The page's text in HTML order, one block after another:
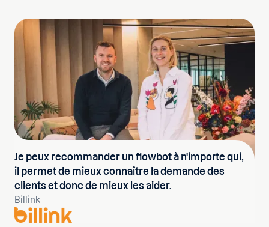
Je peux recommander un flowbot à n'importe qui,
il permet de mieux connaître la demande des
clients et donc de mieux les aider.
Billink